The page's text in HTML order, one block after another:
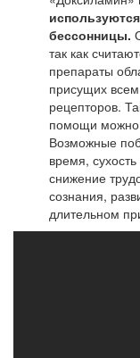
бессонницы.
так как
препараты
присущих
рецепторов.
помощи можно
Возможные
время,
снижение
сознания,
длительном